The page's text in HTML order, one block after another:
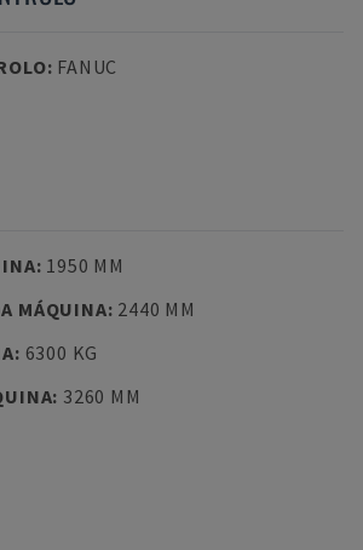
: FANUC
: 1950 MM
MÁQUINA: 2440 MM
: 6300 KG
: 3260 MM